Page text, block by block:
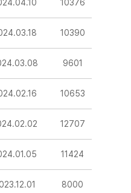
10376
10390
9601
10653
12707
11424
8000